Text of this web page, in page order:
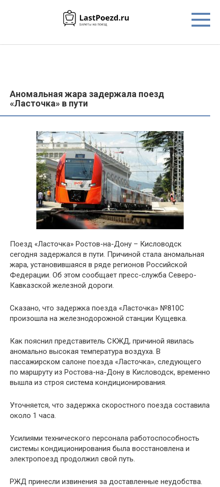
Аномальная жара задержала поезд
«Ласточка» в пути
Поезд «Ласточка» Ростов-на-Дону – Кисловодск
сегодня задержался в пути. Причиной стала аномальная
жара, установившаяся в ряде регионов Российской
Федерации. Об этом сообщает пресс-служба Северо-
Кавказской железной дороги.
Сказано, что задержка поезда «Ласточка» №810С
произошла на железнодорожной станции Кущевка.
Как пояснил представитель СКЖД, причиной явилась
аномально высокая температура воздуха. В
пассажирском салоне поезда «Ласточка», следующего
по маршруту из Ростова-на-Дону в Кисловодск, временно
вышла из строя система кондиционирования.
Уточняется, что задержка скоростного поезда составила
около 1 часа.
Усилиями технического персонала работоспособность
системы кондиционирования была восстановлена и
электропоезд продолжил свой путь.
РЖД принесли извинения за доставленные неудобства.